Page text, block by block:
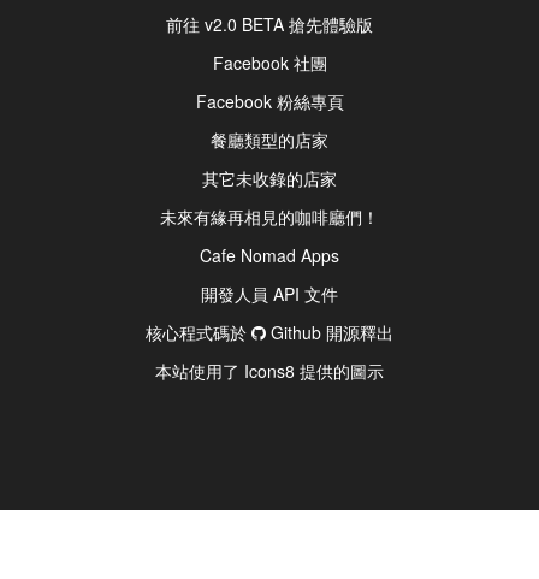
前往 v2.0 BETA 搶先體驗版
Facebook 社團
Facebook 粉絲專頁
餐廳類型的店家
其它未收錄的店家
未來有緣再相見的咖啡廳們！
Cafe Nomad Apps
開發人員 API 文件
核心程式碼於
Github 開源釋出
本站使用了 Icons8 提供的圖示